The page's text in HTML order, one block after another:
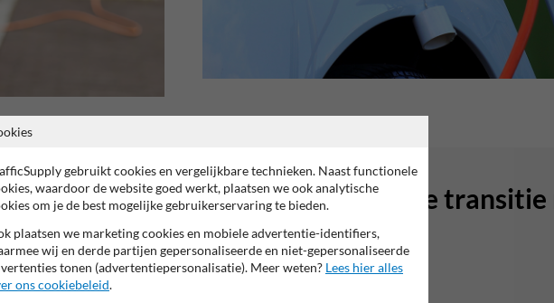
in het straatbeeld, hoe sneller de transitie
elektrisch rijden.
Samen zorgen we voor een beter klimaat!
gebruikt cookies en vergelijkbare technieken. Naast functionele
waardoor de website goed werkt, plaatsen we ook analytische
om je de best mogelijke gebruikerservaring te bieden.
plaatsen we marketing cookies en mobiele advertentie-identifiers,
wij en derde partijen gepersonaliseerde en niet-gepersonaliseerde
tonen (advertentiepersonalisatie). Meer weten? Lees hier alles
ons cookiebeleid.